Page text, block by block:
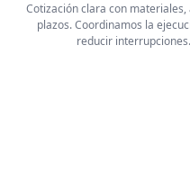
Cotización clara con materiales,
plazos. Coordinamos la
reducir interrupciones.